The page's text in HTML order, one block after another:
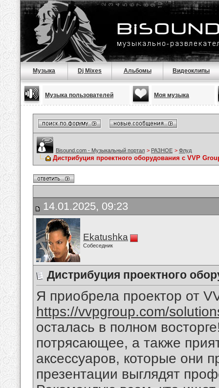
Музыка Dj Mixes Альбомы Видеоклипы
Музыка пользователей Моя музыка
Bisound.com - Музыкальный портал > РАЗНОЕ > Флуд
Дистрибуция проектного оборудования с VVP
14.01.2025, 09:23
Ekatushka
Собеседник
Дистрибуция проектного
Я приобрела проектор от
https://vvpgroup.com/
осталась в полном
потрясающее, а также
аксессуаров, которые они
презентации выглядят